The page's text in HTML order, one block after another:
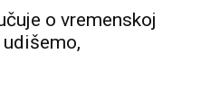
o vremenskoj